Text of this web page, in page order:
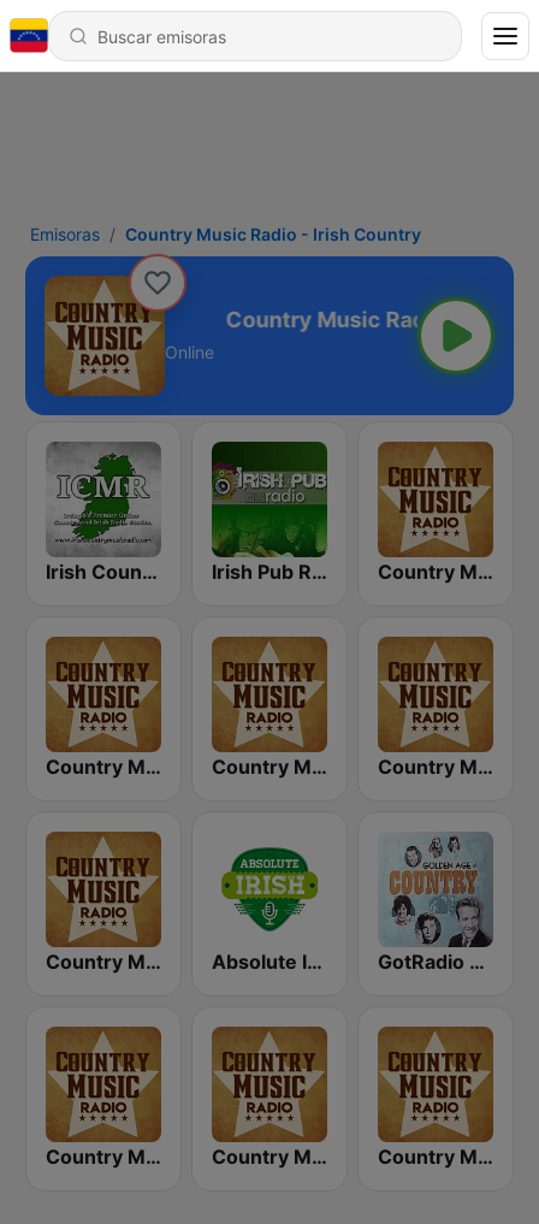
Emisoras Country Music Radio - Irish Country
Irish Country
Online
Irish Country Music Radio Irish Pub Radio Country Music Radio - Classic Country
Country Music Radio - Country Mix Country Music Radio - Country Love Country Music Radio - Easy Country
Country Music Radio - 90's Country Absolute Irish GotRadio - Classic Country
Country Music Radio - Today's Country Country Music Radio - 80's Country Country Music Radio - 50's Country